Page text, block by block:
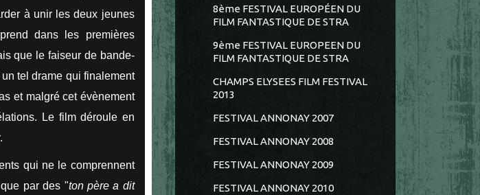
à unir les deux jeunes
dans les premières
que le faiseur de bande-
tel drame qui finalement
et malgré cet évènement
Le film déroule en
qui ne le comprennent
par des "ton père a dit
8ème FESTIVAL EUROPÉEN DU
FILM FANTASTIQUE DE STRA
9ème FESTIVAL EUROPEEN DU
FILM FANTASTIQUE DE STRA
CHAMPS ELYSEES FILM FESTIVAL
2013
FESTIVAL ANNONAY 2007
FESTIVAL ANNONAY 2008
FESTIVAL ANNONAY 2009
FESTIVAL ANNONAY 2010